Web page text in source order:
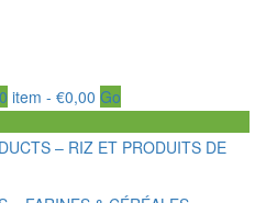
0 item - €0,00 Go
– RIZ ET PRODUITS DE